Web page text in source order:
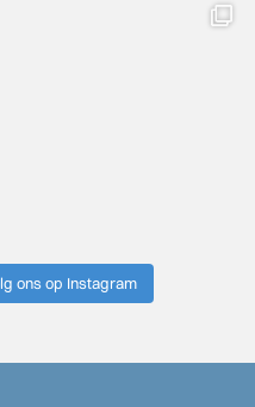
ons op Instagram